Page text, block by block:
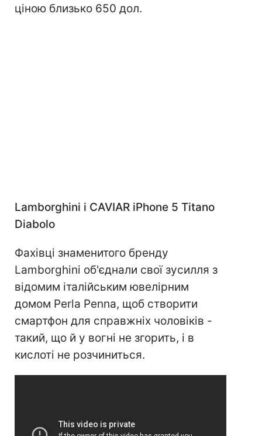
ціною близько 650 дол.
Lamborghini і CAVIAR iPhone 5 Titano
Diabolo
Фахівці знаменитого бренду
Lamborghini об'єднали свої зусилля з
відомим італійським ювелірним
домом Perla Penna, щоб створити
смартфон для справжніх чоловіків -
такий, що й у вогні не згорить, і в
кислоті не розчиниться.